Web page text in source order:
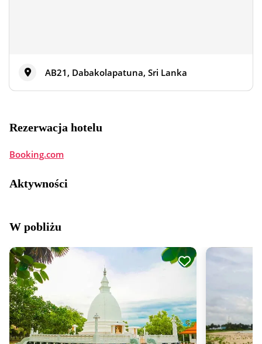
AB21, Dabakolapatuna, Sri Lanka
Rezerwacja hotelu
Booking.com
Aktywności
W pobliżu